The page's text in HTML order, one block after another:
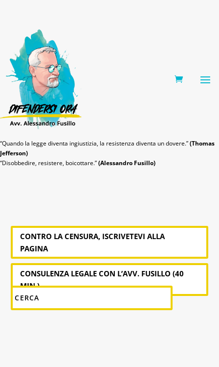
“Quando la legge diventa ingiustizia, la resistenza diventa un dovere.”(Thomas
Jefferson)
“Disobbedire, resistere, boicottare.”(Alessandro Fusillo)
CONTRO LA CENSURA, ISCRIVETEVI ALLA
PAGINA
CONSULENZA LEGALE CON L’AVV. FUSILLO (40
MIN.)